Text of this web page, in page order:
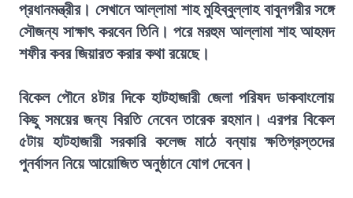
প্রধানমন্ত্রীর। সেখানে আল্লামা শাহ মুহিব্বুল্লাহ বাবুনগরীর সঙ্গে
সৌজন্য সাক্ষাৎ করবেন তিনি। পরে মরহুম আল্লামা শাহ আহমদ
শফীর কবর জিয়ারত করার কথা রয়েছে।
বিকেল পৌনে ৪টার দিকে হাটহাজারী জেলা পরিষদ ডাকবাংলোয়
কিছু সময়ের জন্য বিরতি নেবেন তারেক রহমান। এরপর বিকেল
৫টায় হাটহাজারী সরকারি কলেজ মাঠে বন্যায় ক্ষতিগ্রস্তদের
পুনর্বাসন নিয়ে আয়োজিত অনুষ্ঠানে যোগ দেবেন।